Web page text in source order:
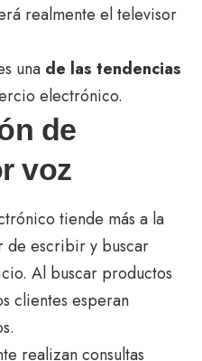
realmente el televisor
una de las tendencias
electrónico.
de
voz
tiende más a la
de escribir y buscar
Al buscar productos
clientes esperan
realizan consultas